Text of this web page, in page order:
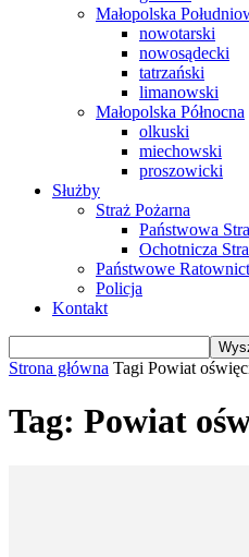
Małopolska
nowotarski
nowosądecki
tatrzański
limanowski
Małopolska Północna
olkuski
miechowski
proszowicki
Służby
Straż Pożarna
Państwowa
Ochotnicza
Państwowe
Policja
Kontakt
Strona główna Tagi Powiat
Tag: Powiat